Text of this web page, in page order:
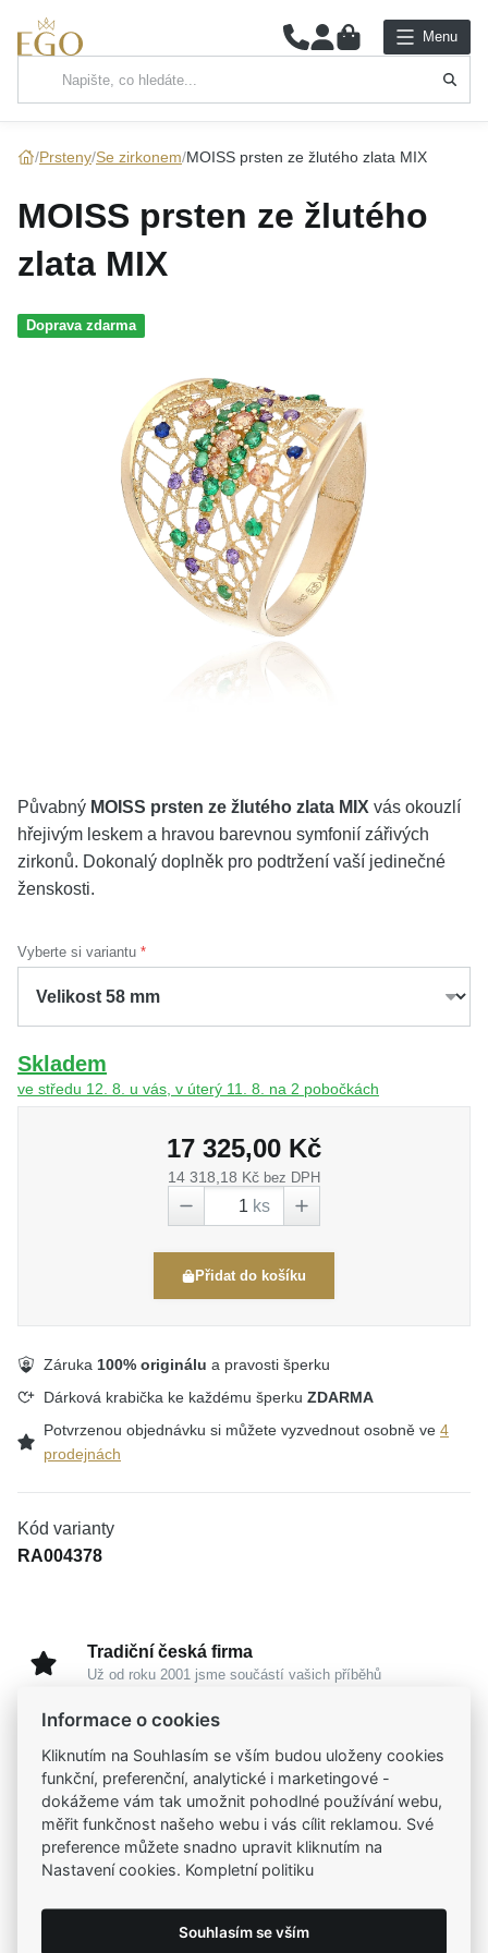
0 Menu
Hlavní kategorie
Prsteny Se zirkonem MOISS prsten ze žlutého zlata MIX
MOISS prsten ze žlutého
zlata MIX
Doprava zdarma
Půvabný MOISS prsten ze žlutého zlata MIX vás okouzlí
hřejivým leskem a hravou barevnou symfonií zářivých
zirkonů. Dokonalý doplněk pro podtržení vaší jedinečné
ženskosti.
Vyberte si variantu
Skladem
ve středu 12. 8. u vás, v úterý 11. 8. na 2 pobočkách
17 325,00 Kč
14 318,18 Kč bez DPH
ks
Přidat do košíku
Záruka 100% originálu a pravosti šperku
Dárková krabička ke každému šperku ZDARMA
Potvrzenou objednávku si můžete vyzvednout osobně ve 4
prodejnách
Kód varianty
RA004378
Tradiční česká firma
Už od roku 2001 jsme součástí vašich příběhů
Na našem e-shopu máte výběr z tisíců šperků
Garance vysoké kvality
Certifikáty původu a kvality k vybraným šperkům
Kamenné prodejny
Zastavte se do jedné z našich4 prodejen
Informace o cookies
Kliknutím na Souhlasím se vším budou uloženy cookies
funkční, preferenční, analytické i marketingové -
dokážeme vám tak umožnit pohodlné používání webu,
měřit funkčnost našeho webu i vás cílit reklamou. Své
preference můžete snadno upravit kliknutím na
Nastavení cookies. Kompletní politiku
Souhlasím se vším